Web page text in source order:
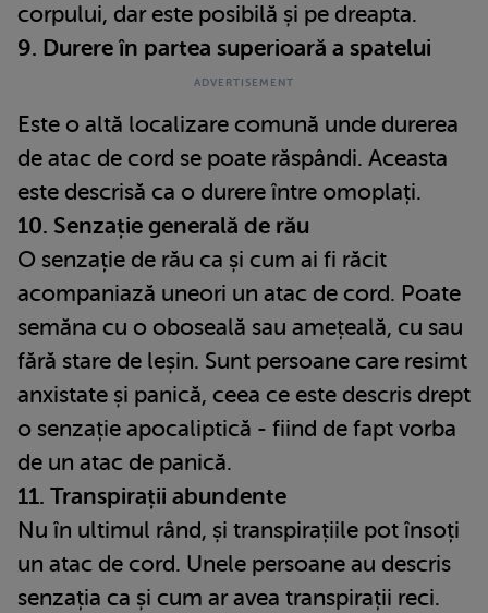
corpului, dar este posibilă și pe dreapta.
9. Durere în partea superioară a spatelui
Este o altă localizare comună unde durerea
de atac de cord se poate răspândi. Aceasta
este descrisă ca o durere între omoplați.
10. Senzație generală de rău
O senzație de rău ca și cum ai fi răcit
acompaniază uneori un atac de cord. Poate
semăna cu o oboseală sau amețeală, cu sau
fără stare de leșin. Sunt persoane care resimt
anxistate și panică, ceea ce este descris drept
o senzație apocaliptică - fiind de fapt vorba
de un atac de panică.
11. Transpirații abundente
Nu în ultimul rând, și transpirațiile pot însoți
un atac de cord. Unele persoane au descris
senzația ca și cum ar avea transpirații reci.